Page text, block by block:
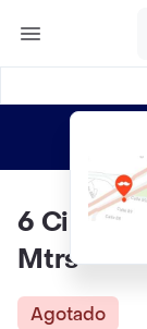
6 Cintas
Mtrs
Agotado